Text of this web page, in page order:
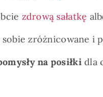
zdrową sałatkę
zróżnicowane i
na posiłkidla